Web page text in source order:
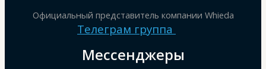
Официальный представитель компании Whieda
Телеграм группа
Мессенджеры